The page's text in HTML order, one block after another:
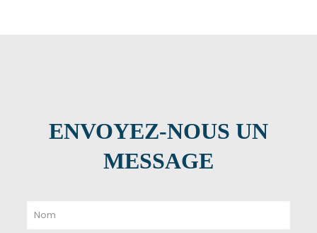
ENVOYEZ-NOUS UN
MESSAGE